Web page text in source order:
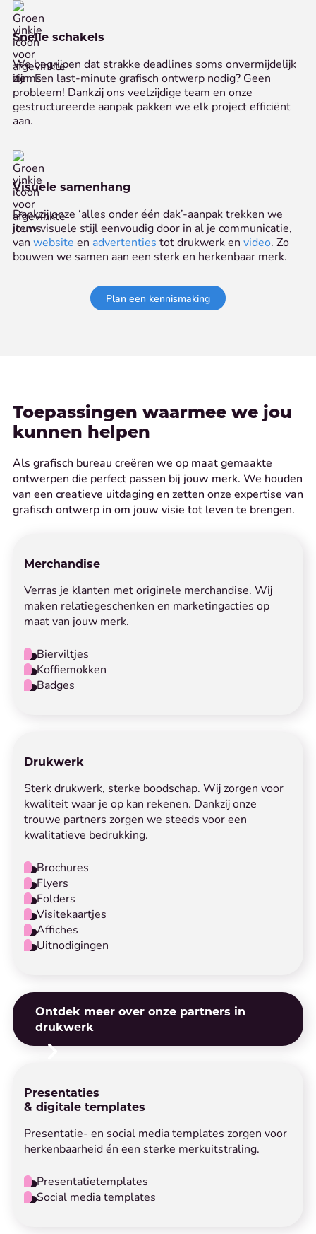
Snelle schakels
We begrijpen dat strakke deadlines soms onvermijdelijk
zijn. Een last-minute grafisch ontwerp nodig? Geen
probleem! Dankzij ons veelzijdige team en onze
gestructureerde aanpak pakken we elk project efficiënt
aan.
Visuele samenhang
Dankzij onze ‘alles onder één dak’-aanpak trekken we
jouw visuele stijl eenvoudig door in al je communicatie,
van website en advertenties tot drukwerk en video. Zo
bouwen we samen aan een sterk en herkenbaar merk.
Plan een kennismaking
Toepassingen waarmee we jou
kunnen helpen
Als grafisch bureau creëren we op maat gemaakte
ontwerpen die perfect passen bij jouw merk. We houden
van een creatieve uitdaging en zetten onze expertise van
grafisch ontwerp in om jouw visie tot leven te brengen.
Merchandise
Verras je klanten met originele merchandise. Wij
maken relatiegeschenken en marketingacties op
maat van jouw merk.
Bierviltjes
Koffiemokken
Badges
Drukwerk
Sterk drukwerk, sterke boodschap. Wij zorgen voor
kwaliteit waar je op kan rekenen. Dankzij onze
trouwe partners zorgen we steeds voor een
kwalitatieve bedrukking.
Brochures
Flyers
Folders
Visitekaartjes
Affiches
Uitnodigingen
Presentaties
& digitale templates
Presentatie- en social media templates zorgen voor
herkenbaarheid én een sterke merkuitstraling.
Presentatietemplates
Social media templates
Ontdek meer over onze partners in
drukwerk